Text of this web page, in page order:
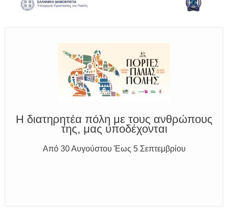
Η διατηρητέα πόλη με τους ανθρώπους
της, μας υποδέχονται
και δίνουμε σαφείς πληροφορίες